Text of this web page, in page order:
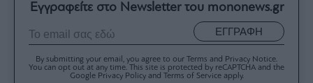
Εγγραφείτε στο Newsletter του mononews.gr
ΕΓΓΡΑΦΗ
By submitting your email, you agree to our Terms and Privacy Notice.
You can opt out at any time. This site is protected by reCAPTCHA and the
Google Privacy Policy and Terms of Service apply.